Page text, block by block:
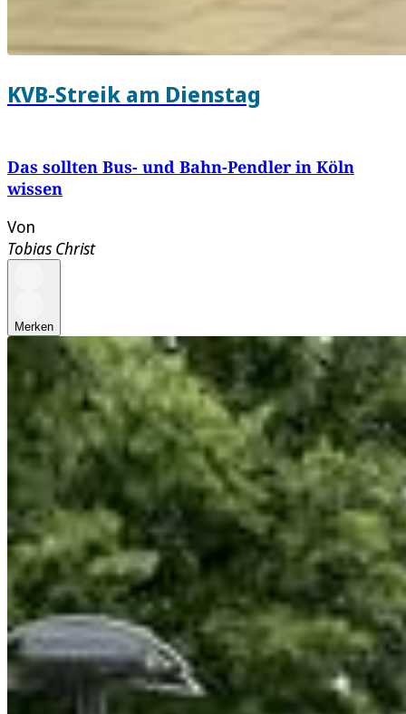
KVB-Streik am Dienstag
Das sollten Bus- und Bahn-Pendler in Köln
wissen
Von
Tobias Christ
Merken